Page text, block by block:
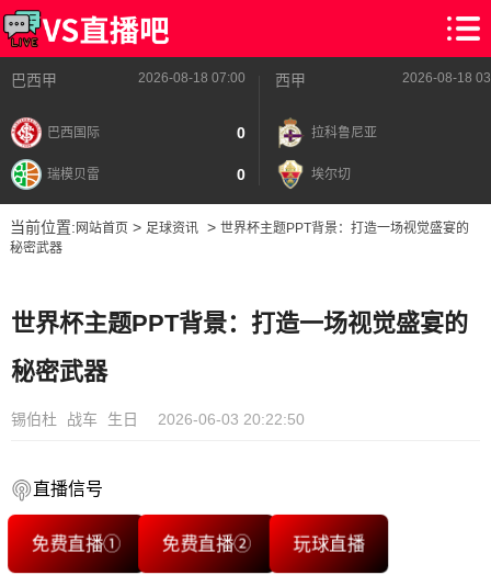
巴西甲 2026-08-18 07:00
巴西国际 0
瑞模贝雷 0
西甲 2026-08-18
拉科鲁尼亚
埃尔切
当前位置: 网站首页> 足球资讯> 世界杯主题PPT背景：打造一场视觉盛宴的
秘密武器
世界杯主题PPT背景：打造一场视觉盛宴的
秘密武器
锡伯杜 战车 生日 2026-06-03 20:22:50
直播信号
免费直播① 免费直播② 玩球直播